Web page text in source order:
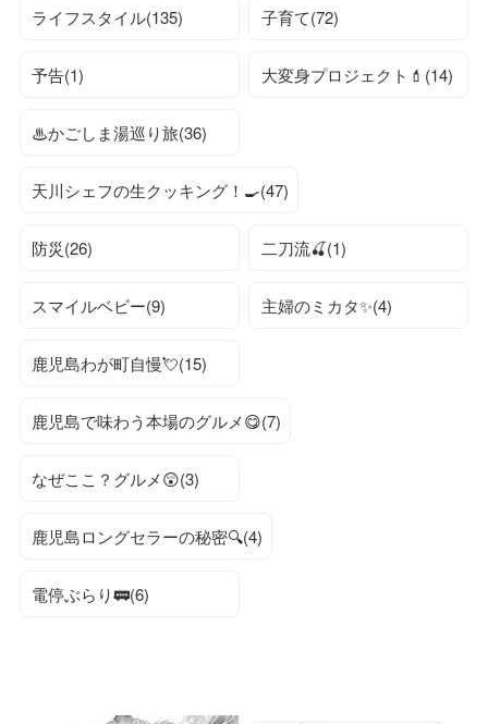
ライフスタイル(135) 子育て(72)
予告(1) 大変身プロジェクト💄(14)
♨かごしま湯巡り旅(36)
天川シェフの生クッキング！🍳(47)
防災(26) 二刀流🍒(1)
スマイルベビー(9) 主婦のミカタ✨(4)
鹿児島わが町自慢💘(15)
鹿児島で味わう本場のグルメ😋(7)
なぜここ？グルメ😲(3)
鹿児島ロングセラーの秘密🔍(4)
電停ぶらり🚃(6)